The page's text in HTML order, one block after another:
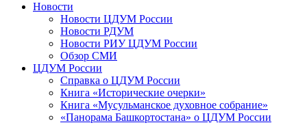
Новости
Новости ЦДУМ России
Новости РДУМ
Новости РИУ ЦДУМ России
Обзор СМИ
ЦДУМ России
Справка о ЦДУМ России
Книга «Исторические очерки»
Книга «Мусульманское духовное собрание»
«Панорама Башкортостана» о ЦДУМ России